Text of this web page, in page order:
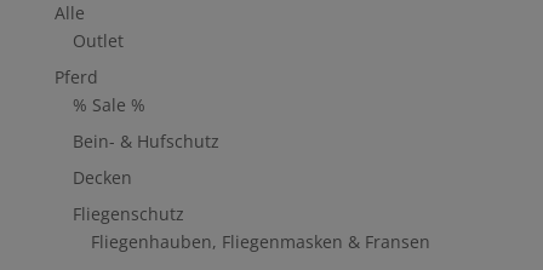
Alle
Outlet
Pferd
% Sale %
Bein- & Hufschutz
Decken
Fliegenschutz
Fliegenhauben, Fliegenmasken & Fransen